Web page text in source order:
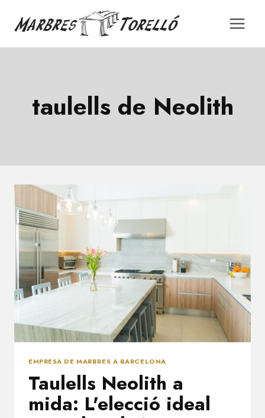
contingut
taulells de Neolith
EMPRESA DE MARBRES A BARCELONA
Taulells Neolith a
mida: L'elecció ideal